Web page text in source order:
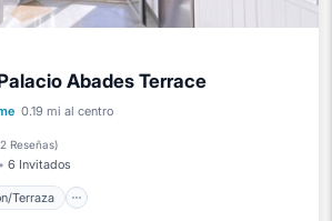
Abades Terrace
0.19 mi al centro
2 Reseñas)
6 Invitados
Terraza
Balcón/Terraza